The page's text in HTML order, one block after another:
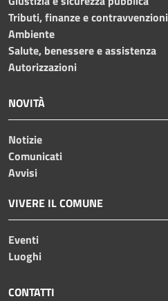
Tributi, finanze e contravvenzioni
Ambiente
Salute, benessere e assistenza
Autorizzazioni
NOVITÀ
Notizie
Comunicati
Avvisi
VIVERE IL COMUNE
Eventi
Luoghi
CONTATTI